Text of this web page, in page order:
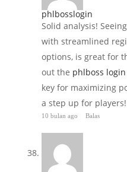
phlbosslogin
Solid analysis!
with streamlined
options, is great for
out the phlboss
key for maximizing
a step up for players!
10 bulan ago Balas